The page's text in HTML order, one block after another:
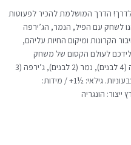
הדרך המושלמת להכיר לפעוטות
לשחק עם הפיל, הנמר, הג’ירפה
הקרונות ומיקום החיות עליהם,
לעולם הקסום של משחק
תפקידים דמיוני. הדגם כולל פיל הניתן לבנייה (4 לבנים), נמר (2 לבנים), ג’ירפה (3
לבנים) ופנדה (2 לבנים), ו-4 עגלות/קרונות צבעוניות. גילאי: ½1+ / מידות: